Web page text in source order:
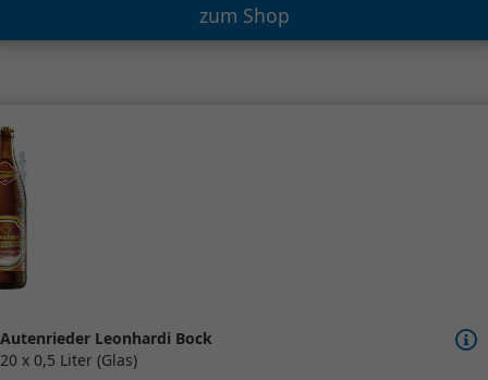
zum Shop
Autenrieder Leonhardi Bock
20 x 0,5 Liter (Glas)